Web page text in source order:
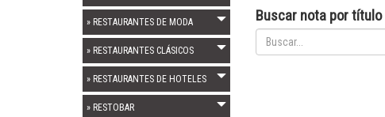
» RESTAURANTES DE MODA
» RESTAURANTES CLÁSICOS
» RESTAURANTES DE HOTELES
» RESTOBAR
Buscar nota por título